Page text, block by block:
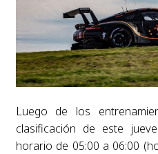
Luego de los
clasificación de este
horario de 05:00 a 06:00